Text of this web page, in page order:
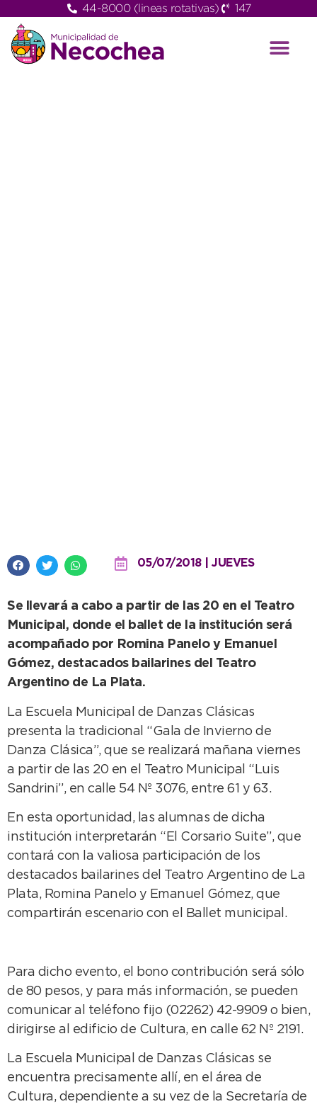
44-8000 (lineas rotativas) 147
05/07/2018 | JUEVES
Se llevará a cabo a partir de las 20 en el Teatro
Municipal, donde el ballet de la institución será
acompañado por Romina Panelo y Emanuel
Gómez, destacados bailarines del Teatro
Argentino de La Plata.
La Escuela Municipal de Danzas Clásicas
presenta la tradicional “Gala de Invierno de
Danza Clásica”, que se realizará mañana viernes
a partir de las 20 en el Teatro Municipal “Luis
Sandrini”, en calle 54 Nº 3076, entre 61 y 63.
En esta oportunidad, las alumnas de dicha
institución interpretarán “El Corsario Suite”, que
contará con la valiosa participación de los
destacados bailarines del Teatro Argentino de La
Plata, Romina Panelo y Emanuel Gómez, que
compartirán escenario con el Ballet municipal.
Para dicho evento, el bono contribución será sólo
de 80 pesos, y para más información, se pueden
comunicar al teléfono fijo (02262) 42-9909 o bien,
dirigirse al edificio de Cultura, en calle 62 Nº 2191.
La Escuela Municipal de Danzas Clásicas se
encuentra precisamente allí, en el área de
Cultura, dependiente a su vez de la Secretaría de